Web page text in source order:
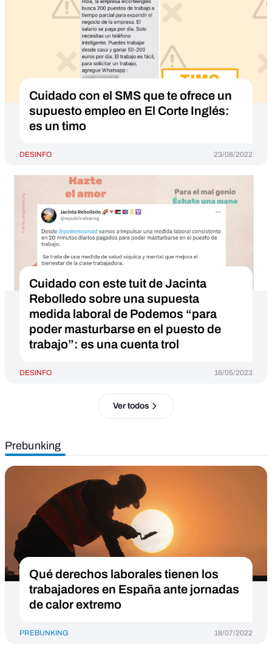
Cuidado con el SMS que te ofrece un
supuesto empleo en El Corte Inglés:
es un timo
DESINFO 23/08/2022
Cuidado con este tuit de Jacinta
Rebolledo sobre una supuesta
medida laboral de Podemos “para
poder masturbarse en el puesto de
trabajo”: es una cuenta trol
DESINFO 16/05/2023
Ver todos
Prebunking
Qué derechos laborales tienen los
trabajadores en España ante jornadas
de calor extremo
PREBUNKING 18/07/2022